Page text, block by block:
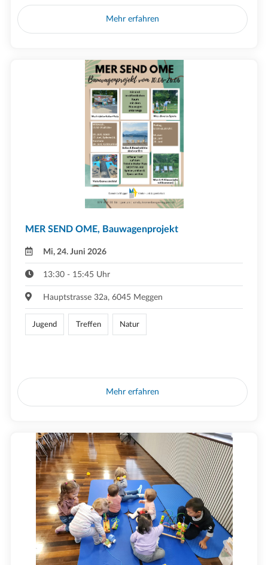
Mehr erfahren
MER SEND OME, Bauwagenprojekt
Mi, 24. Juni 2026
13:30 - 15:45 Uhr
Hauptstrasse 32a, 6045 Meggen
Jugend Treffen Natur
Mehr erfahren